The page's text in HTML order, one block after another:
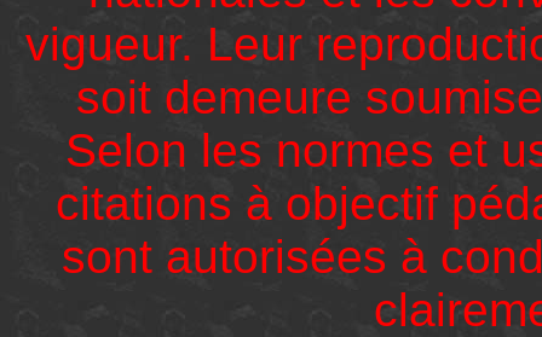
vigueur. Leur
soit demeure
Selon les normes et
citations à objectif
sont autorisées à